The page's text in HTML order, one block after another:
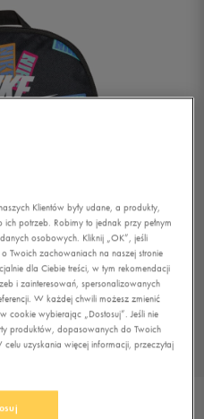
Klientów były udane, a produkty,
potrzeb. Robimy to jednak przy pełnym
osobowych. Kliknij „OK”, jeśli
Twoich zachowaniach na naszej stronie
dla Ciebie treści, w tym rekomendacji
i zainteresowań, spersonalizowanych
W każdej chwili możesz zmienić
cookie wybierając „Dostosuj”. Jeśli nie
produktów, dopasowanych do Twoich
uzyskania więcej informacji, przeczytaj